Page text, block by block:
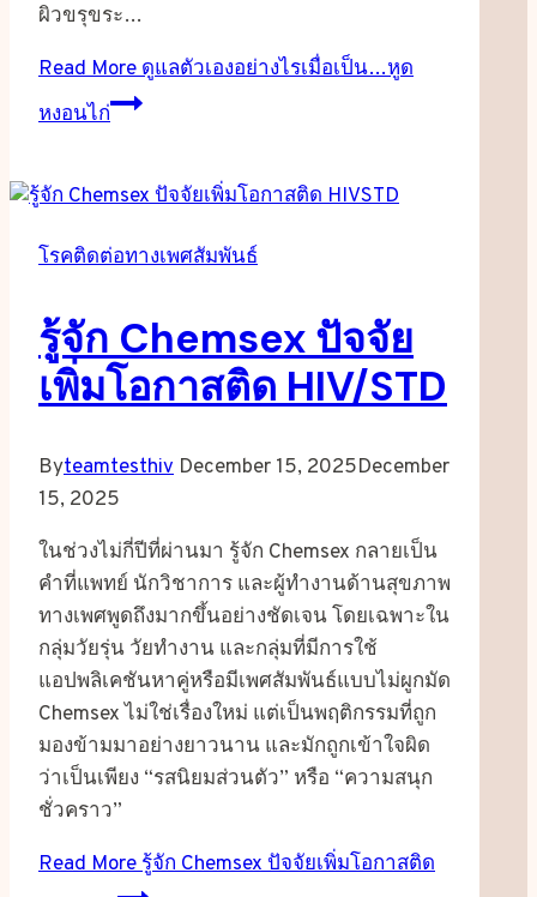
ผิวขรุขระ…
Read Moreดูแลตัวเองอย่างไรเมื่อเป็น…หูด
หงอนไก่
โรคติดต่อทางเพศสัมพันธ์
รู้จัก Chemsex ปัจจัย
เพิ่มโอกาสติด HIV/STD
Byteamtesthiv December 15, 2025December
15, 2025
ในช่วงไม่กี่ปีที่ผ่านมา รู้จัก Chemsex กลายเป็น
คำที่แพทย์ นักวิชาการ และผู้ทำงานด้านสุขภาพ
ทางเพศพูดถึงมากขึ้นอย่างชัดเจน โดยเฉพาะใน
กลุ่มวัยรุ่น วัยทำงาน และกลุ่มที่มีการใช้
แอปพลิเคชันหาคู่หรือมีเพศสัมพันธ์แบบไม่ผูกมัด
Chemsex ไม่ใช่เรื่องใหม่ แต่เป็นพฤติกรรมที่ถูก
มองข้ามมาอย่างยาวนาน และมักถูกเข้าใจผิด
ว่าเป็นเพียง “รสนิยมส่วนตัว” หรือ “ความสนุก
ชั่วคราว”
Read Moreรู้จัก Chemsex ปัจจัยเพิ่มโอกาสติด